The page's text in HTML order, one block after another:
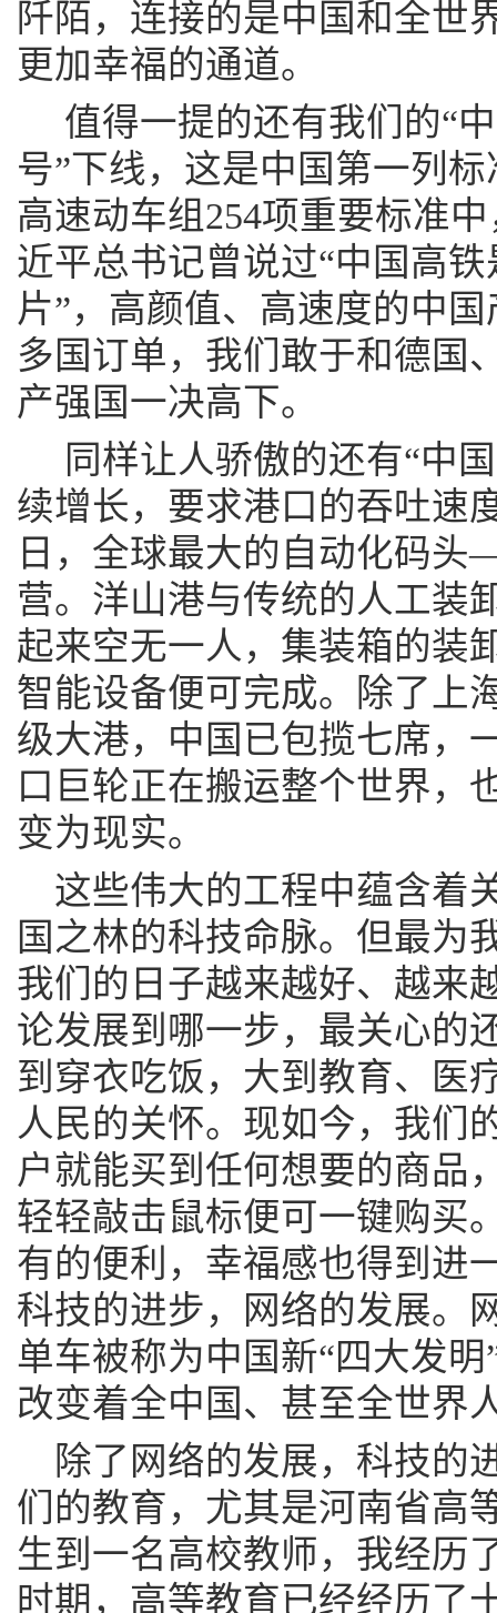
阡陌，连接的是中国和全世
更加幸福的通道。
值得一提的还有我们的“
号”下线，这是中国第一列
高速动车组254项重要标准
近平总书记曾说过“中国高
片”，高颜值、高速度的中
多国订单，我们敢于和德国
产强国一决高下。
同样让人骄傲的还有“中
续增长，要求港口的吞吐速
日，全球最大的自动化码
营。洋山港与传统的人工装
起来空无一人，集装箱的装
智能设备便可完成。除了上
级大港，中国已包揽七席，
口巨轮正在搬运整个世界，
变为现实。
这些伟大的工程中蕴含着
国之林的科技命脉。但最为
我们的日子越来越好、越来
论发展到哪一步，最关心的
到穿衣吃饭，大到教育、医
人民的关怀。现如今，我们
户就能买到任何想要的商品
轻轻敲击鼠标便可一键购买
有的便利，幸福感也得到进
科技的进步，网络的发展。
单车被称为中国新“四大发
改变着全中国、甚至全世界
除了网络的发展，科技的
们的教育，尤其是河南省高
生到一名高校教师，我经历
时期，高等教育已经经历了